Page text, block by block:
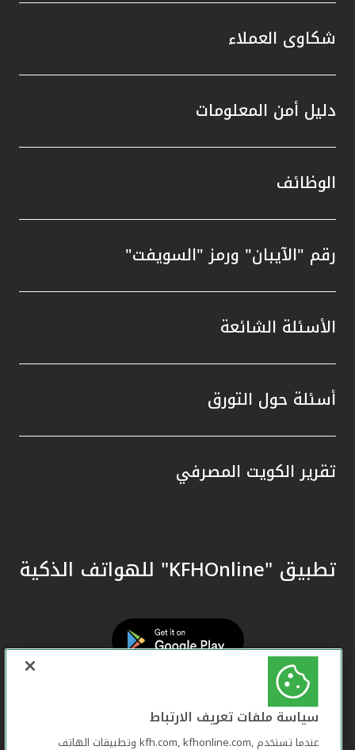
شكاوى العملاء
دليل أمن المعلومات
الوظائف
رقم "الآيبان" ورمز "السويفت"
الأسئلة الشائعة
أسئلة حول التورق
تقرير الكويت المصرفي
تطبيق "KFHOnline" للهواتف الذكية
سياسة ملفات تعريف الارتباط
عندما تستخدم ,kfh.com, kfhonline.com وتطبيقات الهاتف